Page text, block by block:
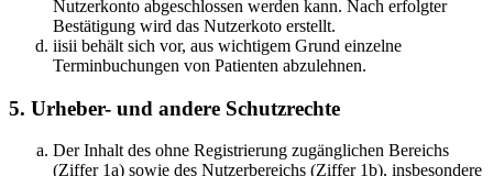
Nutzerkonto abgeschlossen werden kann. Nach erfolgter
Bestätigung wird das Nutzerkoto erstellt.
iisii behält sich vor, aus wichtigem Grund einzelne
Terminbuchungen von Patienten abzulehnen.
5. Urheber- und andere Schutzrechte
Der Inhalt des ohne Registrierung zugänglichen Bereichs
(Ziffer 1a) sowie des Nutzerbereichs (Ziffer 1b), insbesondere